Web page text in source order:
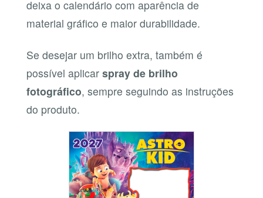
deixa o calendário com aparência de
material gráfico e maior durabilidade.
Se desejar um brilho extra, também é
possível aplicar spray de brilho
fotográfico, sempre seguindo as instruções
do produto.